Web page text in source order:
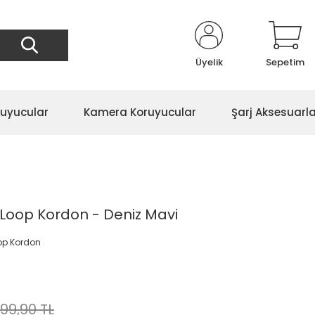
Üyelik Sepetim
Kamera Koruyucular Şarj
Kordon - Deniz Mavi
Kordon
TL